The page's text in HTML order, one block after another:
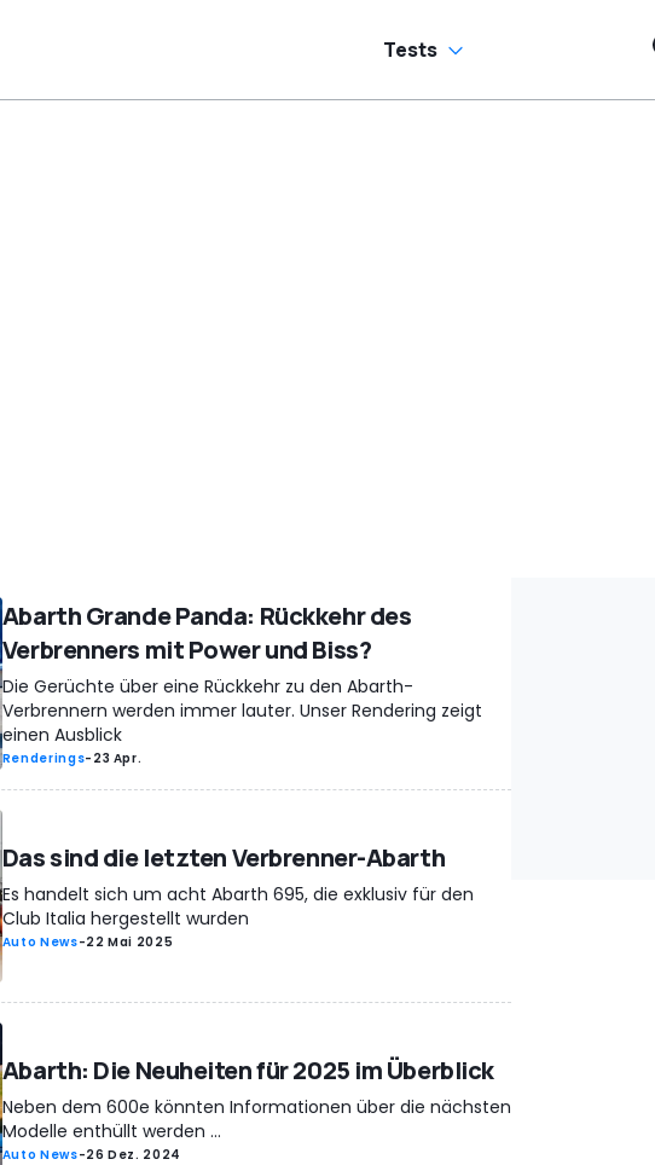
Tests
Abarth Grande Panda: Rückkehr des
Verbrenners mit Power und Biss?
Die Gerüchte über eine Rückkehr zu den Abarth-
Verbrennern werden immer lauter. Unser Rendering zeigt
einen Ausblick
Renderings- 23 Apr.
Das sind die letzten Verbrenner-Abarth
Es handelt sich um acht Abarth 695, die exklusiv für den
Club Italia hergestellt wurden
Auto News-22 Mai 2025
Abarth: Die Neuheiten für 2025 im Überblick
Neben dem 600e könnten Informationen über die nächsten
Modelle enthüllt werden ...
Auto News-26 Dez. 2024